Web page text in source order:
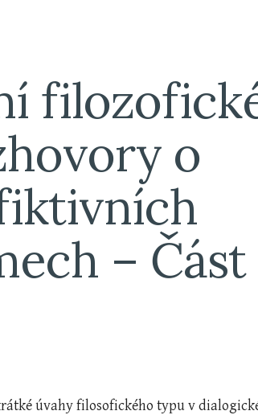
o
– Část
úvahy filosofického typu v